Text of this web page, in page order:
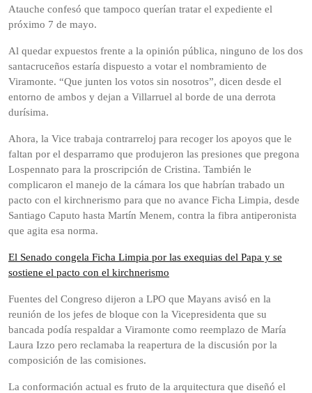
Atauche confesó que tampoco querían tratar el expediente el
próximo 7 de mayo.
Al quedar expuestos frente a la opinión pública, ninguno de los dos
santacruceños estaría dispuesto a votar el nombramiento de
Viramonte. “Que junten los votos sin nosotros”, dicen desde el
entorno de ambos y dejan a Villarruel al borde de una derrota
durísima.
Ahora, la Vice trabaja contrarreloj para recoger los apoyos que le
faltan por el desparramo que produjeron las presiones que pregona
Lospennato para la proscripción de Cristina. También le
complicaron el manejo de la cámara los que habrían trabado un
pacto con el kirchnerismo para que no avance Ficha Limpia, desde
Santiago Caputo hasta Martín Menem, contra la fibra antiperonista
que agita esa norma.
El Senado congela Ficha Limpia por las exequias del Papa y se
sostiene el pacto con el kirchnerismo
Fuentes del Congreso dijeron a LPO que Mayans avisó en la
reunión de los jefes de bloque con la Vicepresidenta que su
bancada podía respaldar a Viramonte como reemplazo de María
Laura Izzo pero reclamaba la reapertura de la discusión por la
composición de las comisiones.
La conformación actual es fruto de la arquitectura que diseñó el